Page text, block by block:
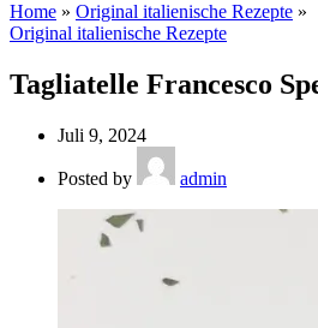
Home » Original italienische Rezepte »
Original italienische Rezepte
Tagliatelle Francesco
Juli 9, 2024
Posted by admin